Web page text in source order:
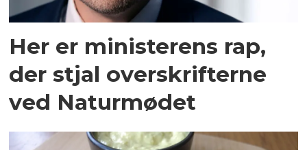
Her er ministerens rap,
der stjal overskrifterne
ved Naturmødet